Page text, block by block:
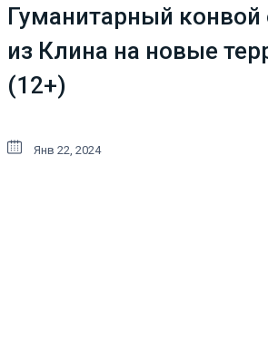
Гуманитарный конвой
из Клина на новые
(12+)
Янв 22, 2024